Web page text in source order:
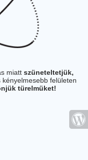
miatt szüneteltetjük,
felületen
türelmüket!